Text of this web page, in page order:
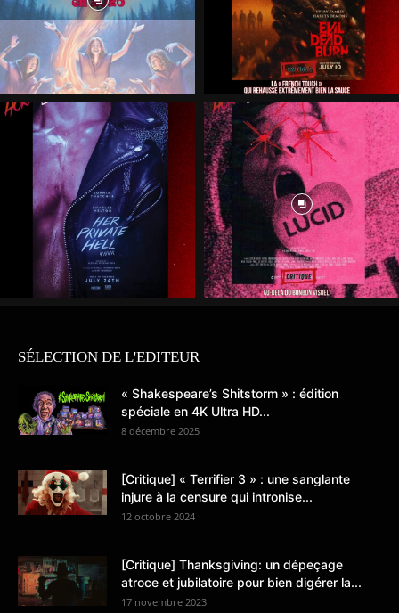
SÉLECTION DE L'EDITEUR
« Shakespeare’s Shitstorm » : édition
spéciale en 4K Ultra HD...
8 décembre 2025
[Critique] « Terrifier 3 » : une sanglante
injure à la censure qui intronise...
12 octobre 2024
[Critique] Thanksgiving: un dépeçage
atroce et jubilatoire pour bien digérer la...
17 novembre 2023